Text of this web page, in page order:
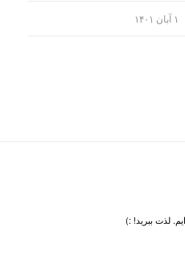
۱ آبان ۱۴۰۱
لذت ببرید! :)